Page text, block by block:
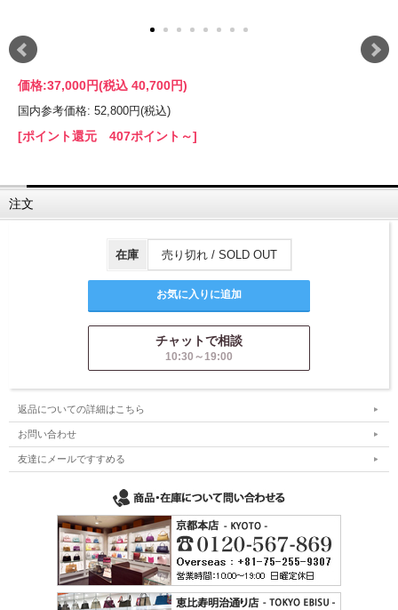
価格:37,000円(税込 40,700円)
国内参考価格: 52,800円(税込)
[ポイント還元 407ポイント～]
注文
在庫 売り切れ / SOLD OUT
チャットで相談
10:30～19:00
返品についての詳細はこちら
お問い合わせ
友達にメールですすめる